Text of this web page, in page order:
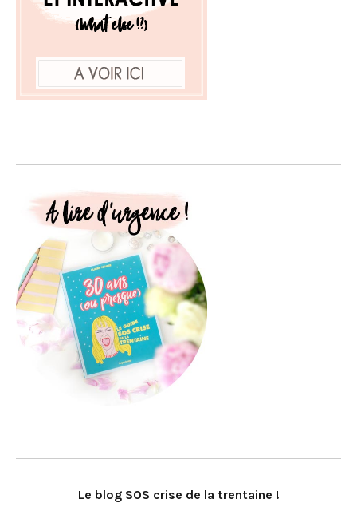
Le blog SOS crise de la trentaine !